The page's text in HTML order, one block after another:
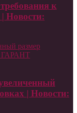
к
Новости:
размер
ГАРАНТ
| Новости: